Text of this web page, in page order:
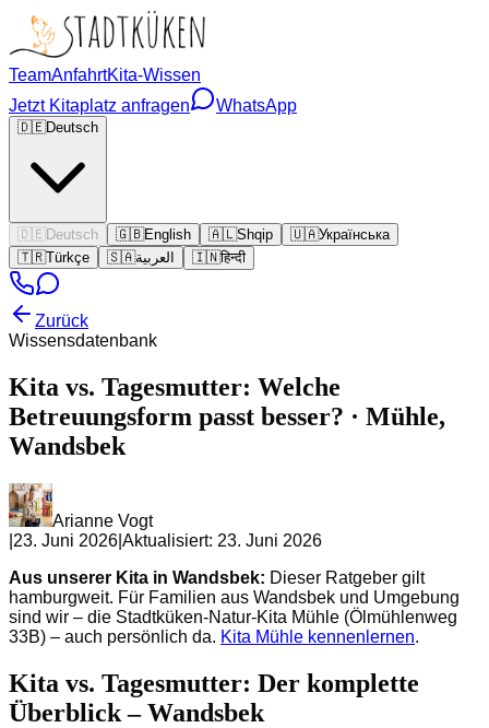
TeamAnfahrtKita-Wissen
Jetzt Kitaplatz anfragen
WhatsApp
🇩🇪Deutsch
🇩🇪 Deutsch 🇬🇧English 🇦🇱Shqip 🇺🇦Українська
🇹🇷Türkçe 🇸🇦العربية 🇮🇳हिन्दी
Zurück
Wissensdatenbank
Kita vs. Tagesmutter: Welche
Betreuungsform passt besser? · Mühle,
Wandsbek
Arianne Vogt
23. Juni 2026 Aktualisiert: 23. Juni 2026
Aus unserer Kita in Wandsbek: Dieser Ratgeber gilt
hamburgweit. Für Familien aus Wandsbek und Umgebung
sind wir – die Stadtküken-Natur-Kita Mühle (Ölmühlenweg
33B) – auch persönlich da. Kita Mühle kennenlernen.
Kita vs. Tagesmutter: Der komplette
Überblick – Wandsbek